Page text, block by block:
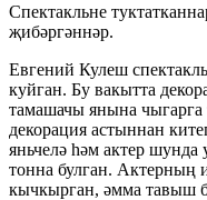
Спектакльне
җибәргәннәр.
Евгений Кулеш
куйган. Бу вакытта
тамашачы янына чыгарга
декорация астыннан
яньчелә һәм актер
тонна булган. Актерның
кычкырган, әмма тавыш